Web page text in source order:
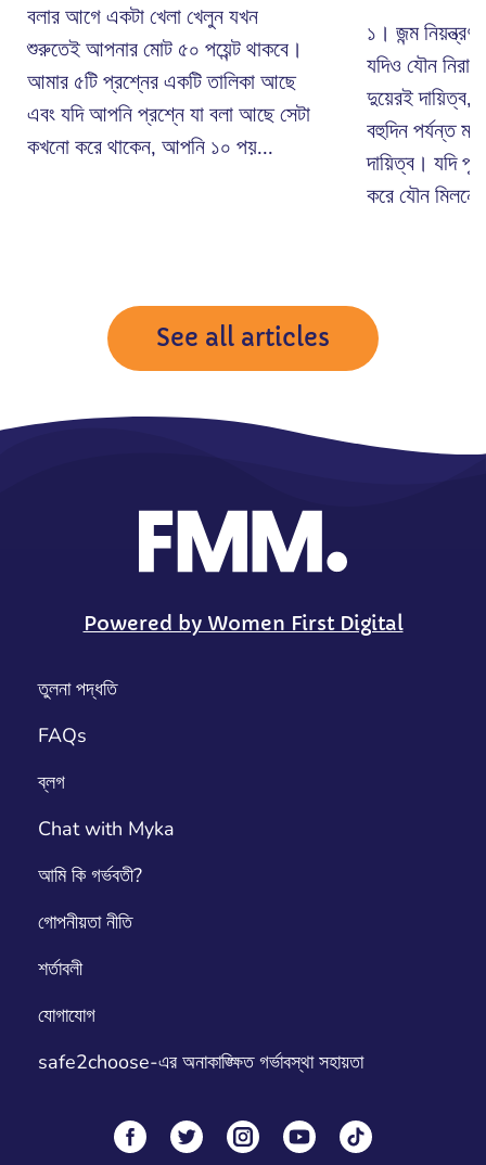
বলার আগে একটা খেলা খেলুন যখন
শুরুতেই আপনার মোট ৫০ পয়েন্ট থাকবে।
আমার ৫টি প্রশ্নের একটি তালিকা আছে
এবং যদি আপনি প্রশ্নে যা বলা আছে সেটা
কখনো করে থাকেন, আপনি ১০ পয়...
১। জন্ম
যদিও যৌন
দুয়েরই দায়িত্ব,
বহুদিন পর্যন্ত
দায়িত্ব। যদি
করে যৌন
See all articles
Powered by Women First Digital
তুলনা পদ্ধতি
FAQs
ব্লগ
Chat with Myka
আমি কি গর্ভবতী?
গোপনীয়তা নীতি
শর্তাবলী
যোগাযোগ
safe2choose-এর অনাকাঙ্ক্ষিত গর্ভাবস্থা সহায়তা